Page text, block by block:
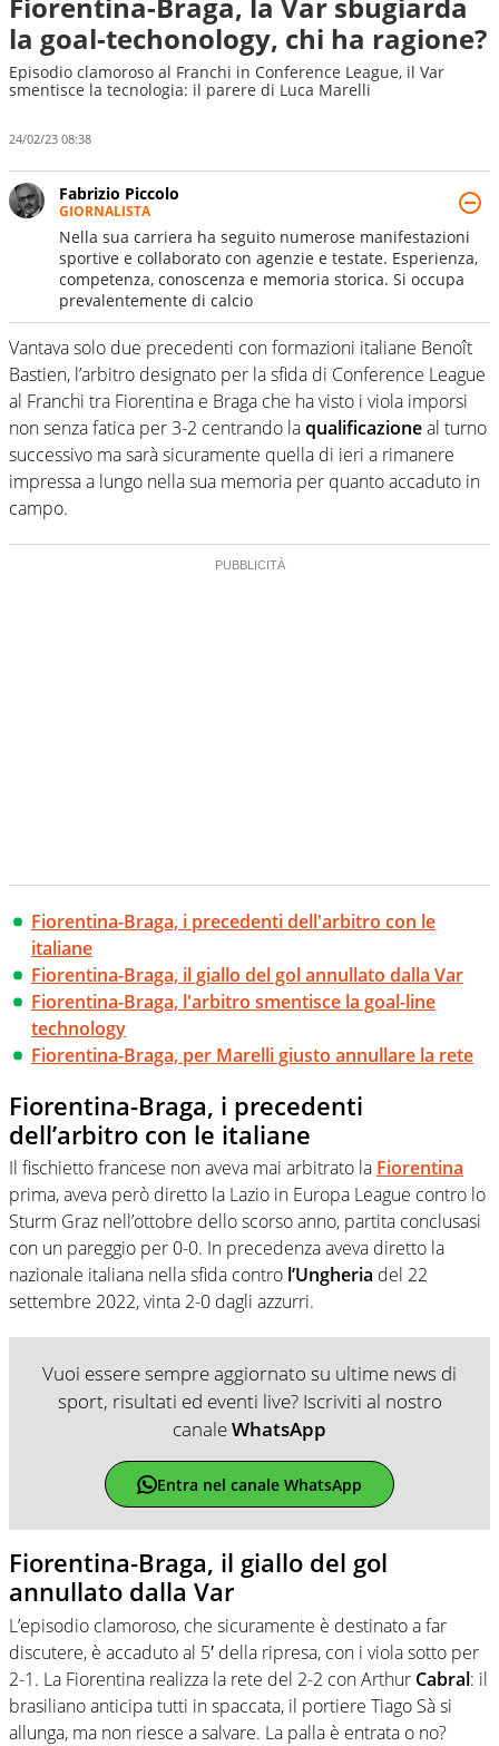
la goal-techonology, chi ha ragione?
Episodio clamoroso al Franchi in Conference League, il Var
smentisce la tecnologia: il parere di Luca Marelli
24/02/23 08:38
Fabrizio Piccolo
GIORNALISTA
Nella sua carriera ha seguito numerose manifestazioni
sportive e collaborato con agenzie e testate. Esperienza,
competenza, conoscenza e memoria storica. Si occupa
prevalentemente di calcio
Vantava solo due precedenti con formazioni italiane Benoît
Bastien, l’arbitro designato per la sfida di Conference League
al Franchi tra Fiorentina e Braga che ha visto i viola imporsi
non senza fatica per 3-2 centrando laqualificazioneal turno
successivo ma sarà sicuramente quella di ieri a rimanere
impressa a lungo nella sua memoria per quanto accaduto in
campo.
Fiorentina-Braga, i precedenti dell'arbitro con le
italiane
Fiorentina-Braga, il giallo del gol annullato dalla Var
Fiorentina-Braga, l'arbitro smentisce la goal-line
technology
Fiorentina-Braga, per Marelli giusto annullare la rete
Fiorentina-Braga, i precedenti
dell’arbitro con le italiane
Il fischietto francese non aveva mai arbitrato la Fiorentina
prima, aveva però diretto la Lazio in Europa League contro lo
Sturm Graz nell’ottobre dello scorso anno, partita conclusasi
con un pareggio per 0-0. In precedenza aveva diretto la
nazionale italiana nella sfida contro l’Ungheria del 22
settembre 2022, vinta 2-0 dagli azzurri.
Vuoi essere sempre aggiornato su ultime news di
sport, risultati ed eventi live? Iscriviti al nostro
canaleWhatsApp
Entra nel canale WhatsApp
Fiorentina-Braga, il giallo del gol
annullato dalla Var
L’episodio clamoroso, che sicuramente è destinato a far
discutere, è accaduto al 5′ della ripresa, con i viola sotto per
2-1. La Fiorentina realizza la rete del 2-2 con Arthur Cabral: il
brasiliano anticipa tutti in spaccata, il portiere Tiago Sà si
allunga, ma non riesce a salvare. La palla è entrata o no?